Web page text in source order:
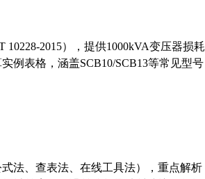
2015），提供1000kVA变压器损耗
例表格，涵盖SCB10/SCB13等常见型号
法、查表法、在线工具法），重点解析